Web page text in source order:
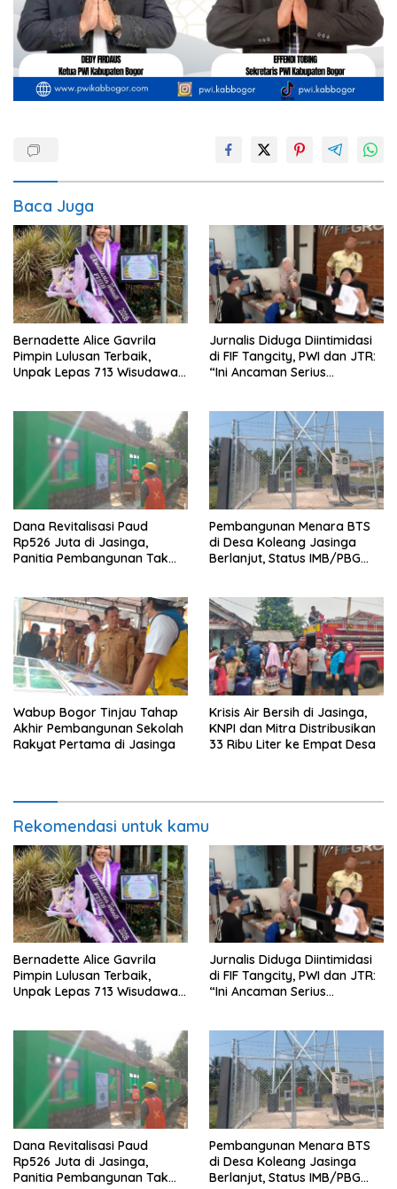
Baca Juga
Bernadette Alice Gavrila
Pimpin Lulusan Terbaik,
Unpak Lepas 713 Wisudawan
Jurnalis Diduga Diintimidasi
di FIF Tangcity, PWI dan JTR:
“Ini Ancaman Serius
Dana Revitalisasi Paud
Rp526 Juta di Jasinga,
Panitia Pembangunan Tak
Pembangunan Menara BTS
di Desa Koleang Jasinga
Berlanjut, Status IMB/PBG
Wabup Bogor Tinjau Tahap
Akhir Pembangunan Sekolah
Rakyat Pertama di Jasinga
Krisis Air Bersih di Jasinga,
KNPI dan Mitra Distribusikan
33 Ribu Liter ke Empat Desa
Rekomendasi untuk kamu
Bernadette Alice Gavrila
Pimpin Lulusan Terbaik,
Unpak Lepas 713 Wisudawan
Jurnalis Diduga Diintimidasi
di FIF Tangcity, PWI dan JTR:
“Ini Ancaman Serius
Dana Revitalisasi Paud
Rp526 Juta di Jasinga,
Panitia Pembangunan Tak
Pembangunan Menara BTS
di Desa Koleang Jasinga
Berlanjut, Status IMB/PBG